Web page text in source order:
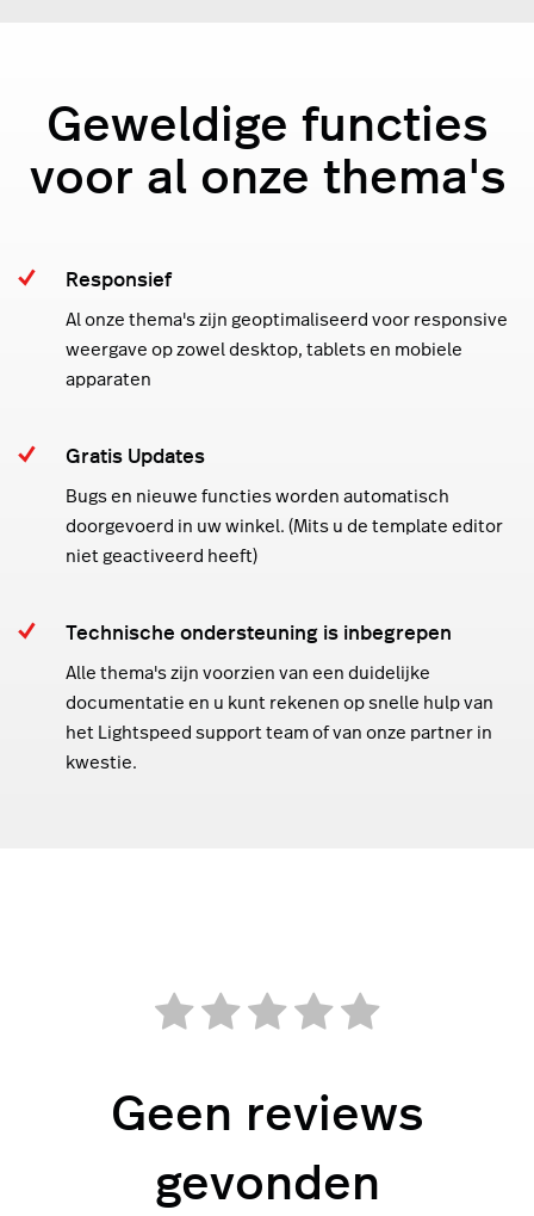
Geweldige functies
voor al onze thema's
Responsief
Al onze thema's zijn geoptimaliseerd voor responsive
weergave op zowel desktop, tablets en mobiele
apparaten
Gratis Updates
Bugs en nieuwe functies worden automatisch
doorgevoerd in uw winkel. (Mits u de template editor
niet geactiveerd heeft)
Technische ondersteuning is inbegrepen
Alle thema's zijn voorzien van een duidelijke
documentatie en u kunt rekenen op snelle hulp van
het Lightspeed support team of van onze partner in
kwestie.
Geen reviews
gevonden